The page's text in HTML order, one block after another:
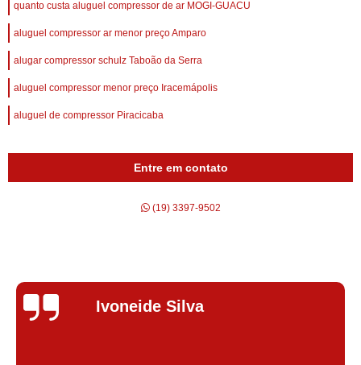
quanto custa aluguel compressor de ar MOGI-GUACU
aluguel compressor ar menor preço Amparo
alugar compressor schulz Taboão da Serra
aluguel compressor menor preço Iracemápolis
aluguel de compressor Piracicaba
Entre em contato
(19) 3397-9502
Silvana Alves